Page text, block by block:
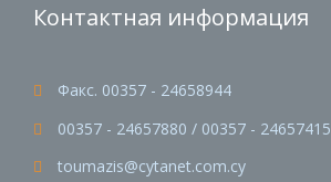
Контактная информация
 Факс. 00357 - 24658944
 00357 - 24657880 / 00357 - 24657415
 toumazis@cytanet.com.cy